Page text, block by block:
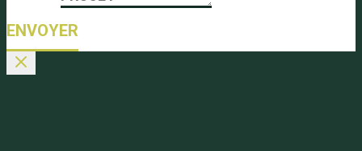
ENVOYER